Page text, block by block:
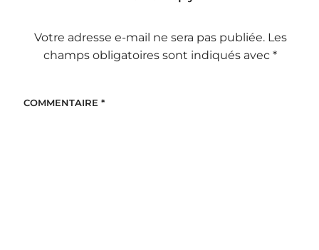
Votre adresse e-mail ne sera pas publiée. Les
champs obligatoires sont indiqués avec*
COMMENTAIRE *